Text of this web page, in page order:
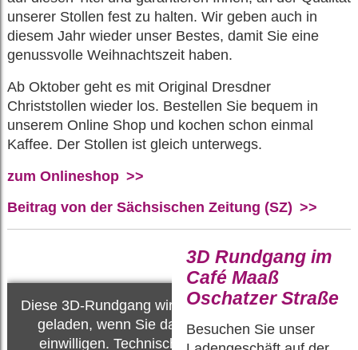
unserer Stollen fest zu halten. Wir geben auch in
diesem Jahr wieder unser Bestes, damit Sie eine
genussvolle Weihnachtszeit haben.
Ab Oktober geht es mit Original Dresdner
Christstollen wieder los. Bestellen Sie bequem in
unserem Online Shop und kochen schon einmal
Kaffee. Der Stollen ist gleich unterwegs.
zum Onlineshop
Beitrag von der Sächsischen Zeitung (SZ)
Diese 3D-Rundgang wird erst
geladen, wenn Sie darin
einwilligen. Technischer
3D Rundgang im
Café Maaß
Oschatzer Straße
Besuchen Sie unser